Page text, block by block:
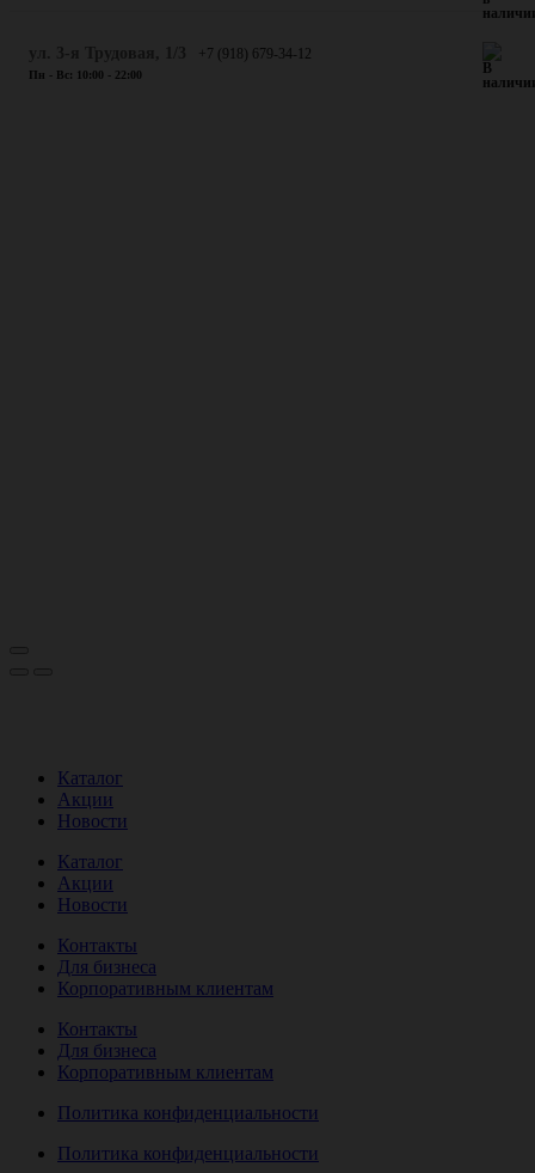
+7 (918) 679-34-12
Пн - Вс: 10:00 - 22:00
Каталог
Акции
Новости
Каталог
Акции
Новости
Контакты
Для бизнеса
Корпоративным клиентам
Контакты
Для бизнеса
Корпоративным клиентам
Политика конфиденциальности
Политика конфиденциальности